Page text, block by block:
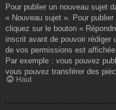
Pour publier un nouveau sujet
« Nouveau sujet ». Pour
cliquez sur le bouton «
inscrit avant de pouvoir rédiger
de vos permissions est
Par exemple : vous pouvez
vous pouvez transférer des
Haut